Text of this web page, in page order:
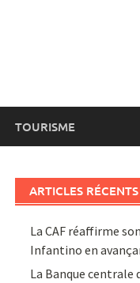
TOURISME
ARTICLES RÉCENTS
La CAF réaffirme
Infantino en
La Banque centrale